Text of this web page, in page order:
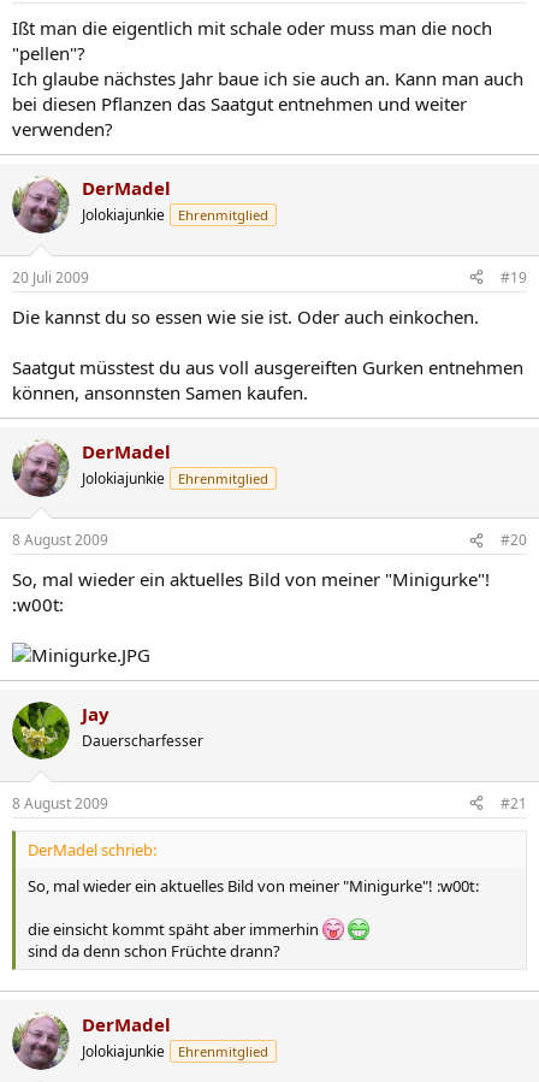
Ißt man die eigentlich mit schale oder muss man die noch
"pellen"?
Ich glaube nächstes Jahr baue ich sie auch an. Kann man auch
bei diesen Pflanzen das Saatgut entnehmen und weiter
verwenden?
DerMadel
Jolokiajunkie Ehrenmitglied
20 Juli 2009 #19
Die kannst du so essen wie sie ist. Oder auch einkochen.
Saatgut müsstest du aus voll ausgereiften Gurken entnehmen
können, ansonnsten Samen kaufen.
DerMadel
Jolokiajunkie Ehrenmitglied
8 August 2009 #20
So, mal wieder ein aktuelles Bild von meiner "Minigurke"!
:w00t:
Jay
Dauerscharfesser
8 August 2009 #21
DerMadel schrieb:
So, mal wieder ein aktuelles Bild von meiner "Minigurke"! :w00t:
die einsicht kommt späht aber immerhin
sind da denn schon Früchte drann?
DerMadel
Jolokiajunkie Ehrenmitglied